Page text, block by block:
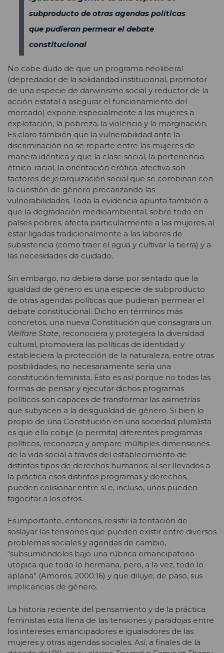
subproducto de otras agendas políticas
que pudieran permear el debate
constitucional
No cabe duda de que un programa neoliberal
(depredador de la solidaridad institucional, promotor
de una especie de darwinismo social y reductor de la
acción estatal a asegurar el funcionamiento del
mercado) expone especialmente a las mujeres a
explotación, la pobreza, la violencia y la marginación.
Es claro también que la vulnerabilidad ante la
discriminación no se reparte entre las mujeres de
manera idéntica y que la clase social, la pertenencia
étnico-racial, la orientación erótica-afectiva son
factores de jerarquización social que se combinan con
la cuestión de género precarizando las
vulnerabilidades. Toda la evidencia apunta también a
que la degradación medioambiental, sobre todo en
países pobres, afecta particularmente a las mujeres, al
estar ligadas tradicionalmente a las labores de
subsistencia (como traer el agua y cultivar la tierra) y a
las necesidades de cuidado.
Sin embargo, no debiera darse por sentado que la
igualdad de género es una especie de subproducto
de otras agendas políticas que pudieran permear el
debate constitucional. Dicho en términos más
concretos, una nueva Constitución que consagrara un
Welfare State, reconociera y protegiera la diversidad
cultural, promoviera las políticas de identidad y
estableciera la protección de la naturaleza, entre otras
posibilidades, no necesariamente sería una
constitución feminista. Esto es así porque no todas las
formas de pensar y ejecutar dichos programas
políticos son capaces de transformar las asimetrías
que subyacen a la desigualdad de género. Si bien lo
propio de una Constitución en una sociedad pluralista
es que ella cobije (o permita) diferentes programas
políticos, reconozca y ampare múltiples dimensiones
de la vida social a través del establecimiento de
distintos tipos de derechos humanos; al ser llevados a
la práctica esos distintos programas y derechos,
pueden colisionar entre sí e, incluso, unos pueden
fagocitar a los otros.
Es importante, entonces, resistir la tentación de
soslayar las tensiones que pueden existir entre diversos
problemas sociales y agendas de cambio,
“subsumiéndolos bajo una rúbrica emancipatorio-
utópica que todo lo hermana, pero, a la vez, todo lo
aplana” (Amoros, 2000:16) y que diluye, de paso, sus
implicancias de género.
La historia reciente del pensamiento y de la práctica
feministas está llena de las tensiones y paradojas entre
los intereses emancipadores e igualadores de las
mujeres y otras agendas sociales. Así, a finales de la